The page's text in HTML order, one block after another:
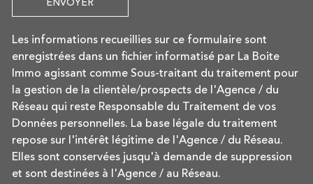
ENVOYER
Les informations recueillies sur ce formulaire sont
enregistrées dans un fichier informatisé par La Boite
Immo agissant comme Sous-traitant du traitement pour
la gestion de la clientèle/prospects de l'Agence / du
Réseau qui reste Responsable du Traitement de vos
Données personnelles. La base légale du traitement
repose sur l'intérêt légitime de l'Agence / du Réseau.
Elles sont conservées jusqu'à demande de suppression
et sont destinées à l'Agence / au Réseau.